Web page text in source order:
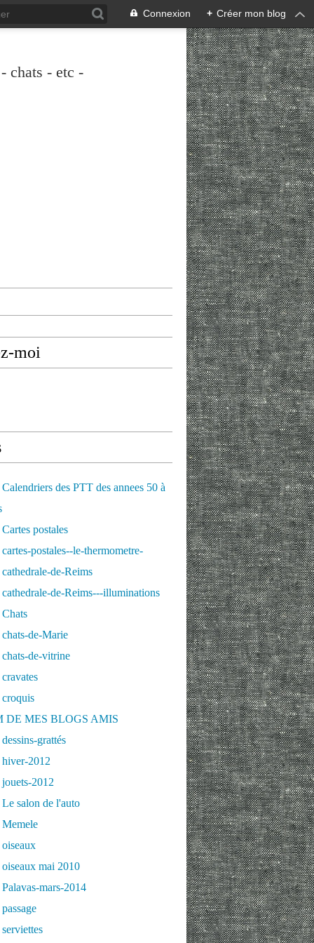
Connexion + Créer mon blog
chats - etc -
moi
des PTT des annees 50 à
postales
postales--le-thermometre-
de-Reims
de-Reims---illuminations
de-Marie
de-vitrine
DE MES BLOGS AMIS
grattés
2012
2012
salon de l'auto
mai 2010
mars-2014